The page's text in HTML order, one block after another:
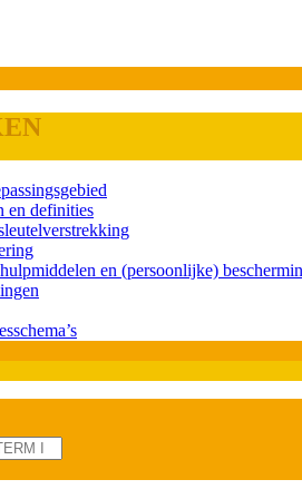
en definities
en (persoonlijke)